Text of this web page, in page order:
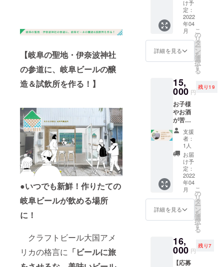
【岐阜の聖地・伊奈波神社
の参道に、岐阜ビールの醸
造＆試飲所を作る！】
●いつでも新鮮！作りたての
岐阜ビールが飲める場所
に！
クラフトビール大国アメ
リカの格言に 「ビールに旅
の種類
につい
ては定
番3種
（アメ
リカン
ペール
ベル
ジャン
ホワイ
ト）と
季節の
ビール1
種類の
提供を
予定し
ていま
す ※賞
味期限
は充填
日（発
送直前
めしま
す）よ
なって
おりま
す ※瓶
限り、
永遠の
常連様
です ●
オー
ナープ
レート
前、
ニック
ネー
ム、会
社名な
ど）を
A3サイ
ズのプ
レート
に順に
刻印し
て店内
に飾ら
せてい
ただき
ます。
（支援
レート
サイズ
を変更
YOROC
Aでお好
きなク
ラフト
ビール
を10杯
（1パイ
ント 約
を10
杯）お
楽しみ
いただ
けます
醸造所
の造り
たての
ビール
をゆっ
くりと
味わっ
てくだ
さいま
せ グ
ループ
でのお
トにも
ピッタ
リ！！
！ ※開
け予
定：
2022
年04
月
詳細を見る
こ
の
リ
タ
ー
ン
を
選
択
す
る
15,
000 円
残り19
お子様
やお酒
が苦手
な方
へ 長
良川サ
イダー
24本お
け
を飲め
ない方
もご支
援お願
いいた
す！ 岐
阜市の
金華山
の麓に
支援
者：
1人
お届
け予
定：
2022
年04
月
詳細を見る
こ
の
リ
タ
ー
ン
を
選
択
す
る
16,
000 円
残り7
【応募